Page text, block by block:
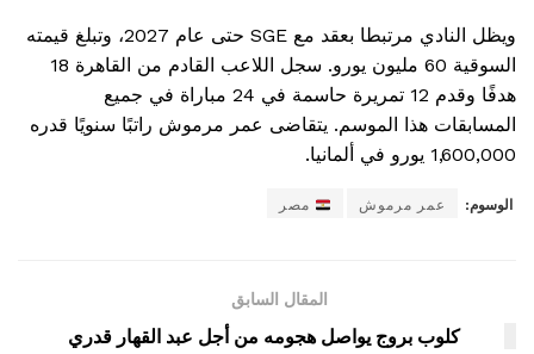
ويظل النادي مرتبطا بعقد مع SGE حتى عام 2027، وتبلغ قيمته
السوقية 60 مليون يورو. سجل اللاعب القادم من القاهرة 18
هدفًا وقدم 12 تمريرة حاسمة في 24 مباراة في جميع
المسابقات هذا الموسم. يتقاضى عمر مرموش راتبًا سنويًا قدره
1,600,000 يورو في ألمانيا.
الوسوم: عمر مرموش مصر
المقال السابق
كلوب بروج يواصل هجومه من أجل عبد القهار قدري